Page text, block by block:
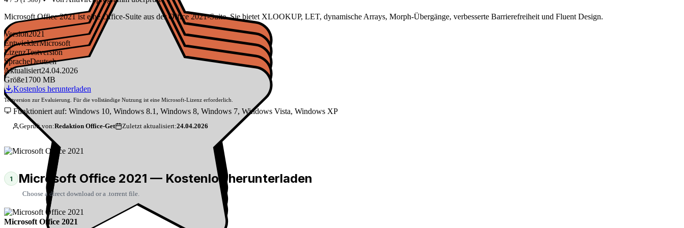
Microsoft Office 2021 ist eine Office-Suite aus der Office 2021-Suite. Sie bietet XLOOKUP, LET, dynamische Arrays, Morph-Übergänge, verbesserte Barrierefreiheit und Fluent Design.
Version2021
EntwicklerMicrosoft
LizenzTestversion
SpracheDeutsch
Aktualisiert24.04.2026
Größe1700 MB
Kostenlos herunterladen
Testversion zur Evaluierung. Für die vollständige Nutzung ist eine Microsoft-Lizenz erforderlich.
Funktioniert auf: Windows 10, Windows 8.1, Windows 8, Windows 7, Windows Vista, Windows XP
Geprüft von:Redaktion Office-Get Zuletzt aktualisiert:24.04.2026
1 Microsoft Office 2021 — Kostenlos herunterladen
Choose a direct download or a .torrent file.
Microsoft Office 2021